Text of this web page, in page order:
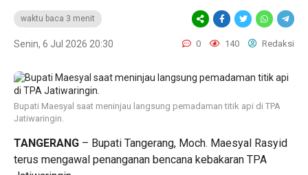
waktu baca 3 menit
Senin, 6 Jul 2026 20:30 0 140 Redaksi
Bupati Maesyal saat meninjau langsung pemadaman titik api di TPA
Jatiwaringin.
TANGERANG – Bupati Tangerang, Moch. Maesyal Rasyid
terus mengawal penanganan bencana kebakaran TPA